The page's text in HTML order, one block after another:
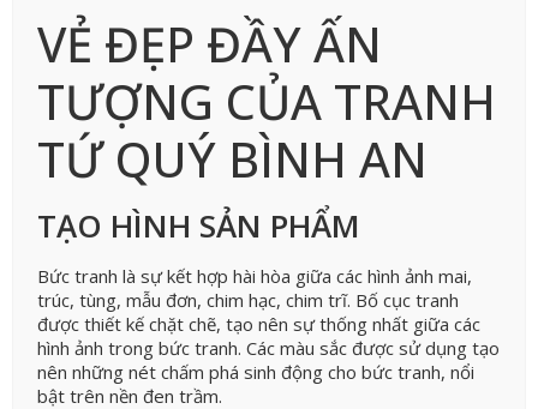
VẺ ĐẸP ĐẦY ẤN
TƯỢNG CỦA TRANH
TỨ QUÝ BÌNH AN
TẠO HÌNH SẢN PHẨM
Bức tranh là sự kết hợp hài hòa giữa các hình ảnh mai,
trúc, tùng, mẫu đơn, chim hạc, chim trĩ. Bố cục tranh
được thiết kế chặt chẽ, tạo nên sự thống nhất giữa các
hình ảnh trong bức tranh. Các màu sắc được sử dụng tạo
nên những nét chấm phá sinh động cho bức tranh, nổi
bật trên nền đen trầm.